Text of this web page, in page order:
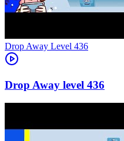
Level 436
436